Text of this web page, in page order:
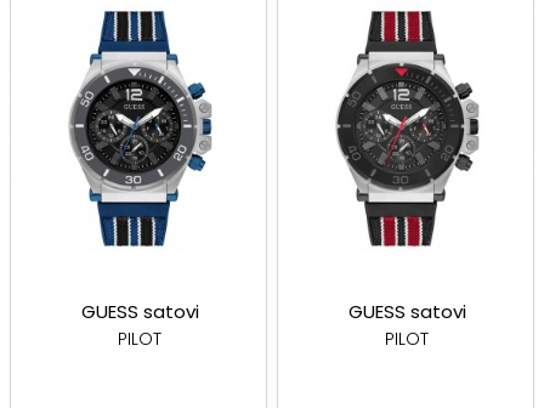
GUESS satovi
PILOT
GUESS satovi
PILOT